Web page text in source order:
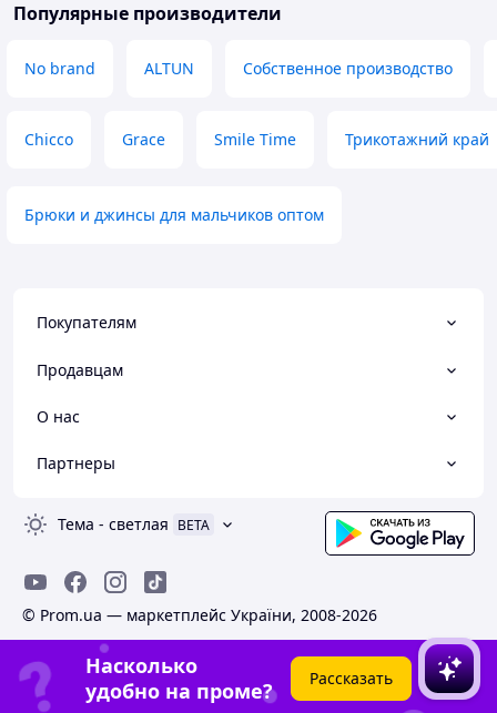
Популярные производители
No brand ALTUN Собственное производство
Chicco Grace Smile Time Трикотажний край
Брюки и джинсы для мальчиков оптом
Покупателям
Продавцам
О нас
Партнеры
Тема - светлая BETA
© Prom.ua — маркетплейс України, 2008-2026
Насколько
удобно на проме?
Рассказать